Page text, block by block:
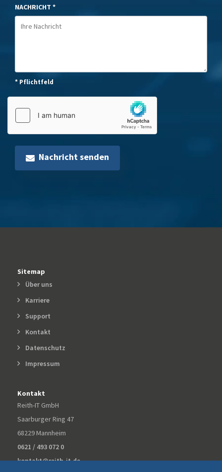
NACHRICHT *
* Pflichtfeld
Nachricht senden
Sitemap
Über uns
Karriere
Support
Kontakt
Datenschutz
Impressum
Kontakt
Reith-IT GmbH
Saarburger Ring 47
68229 Mannheim
0621 / 493 072 0
kontakt@reith-it.de